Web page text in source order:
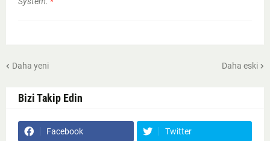
Daha yeni Daha eski
Bizi Takip Edin
Facebook Twitter